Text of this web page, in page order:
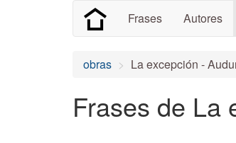
Frases Autores
obras La excepción -
Frases de La